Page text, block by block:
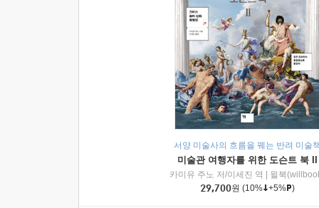
서양 미술사의 흐름을 꿰는 반려 미술
미술관 여행자를 위한 도슨트 북 II
카미유 주노 저/이세진 역
윌북
29,700원 (10% +5% )